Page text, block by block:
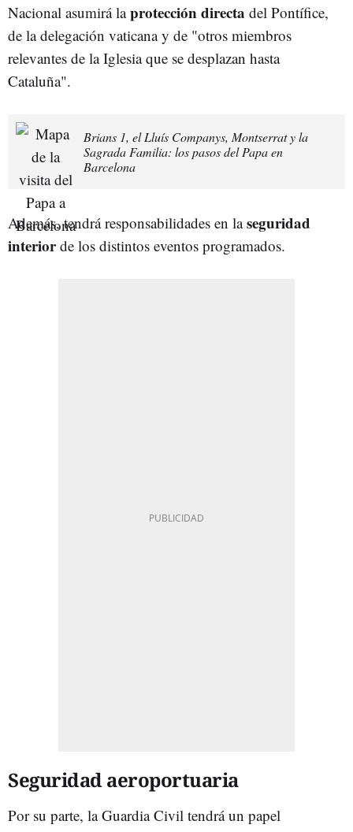
Nacional asumirá laprotección directa del Pontífice,
de la delegación vaticana y de "otros miembros
relevantes de la Iglesia que se desplazan hasta
Cataluña".
Brians 1, el Lluís Companys, Montserrat y la
Sagrada Familia: los pasos del Papa en
Barcelona
Además, tendrá responsabilidades en laseguridad
interiorde los distintos eventos programados.
Seguridad aeroportuaria
Por su parte, la Guardia Civil tendrá un papel